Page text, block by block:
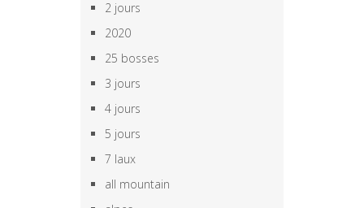
2 jours
2020
25 bosses
3 jours
4 jours
5 jours
7 laux
all mountain